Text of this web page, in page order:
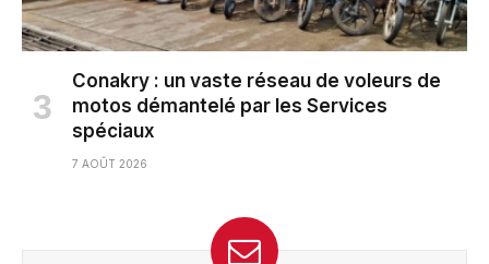
Conakry : un vaste réseau de voleurs de
motos démantelé par les Services
spéciaux
7 AOÛT 2026